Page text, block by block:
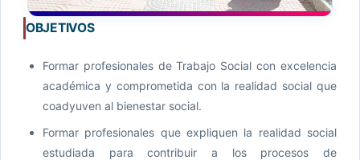
OBJETIVOS
Formar profesionales de Trabajo Social con excelencia
académica y comprometida con la realidad social que
coadyuven al bienestar social.
Formar profesionales que expliquen la realidad social
estudiada para contribuir a los procesos de